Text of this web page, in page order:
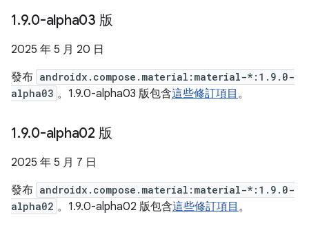
1.9.0-alpha03 版
2025 年 5 月 20 日
發布 androidx.compose.material:material-*:1.9.0-
alpha03 。1.9.0-alpha03 版包含這些修訂項目 。
1.9.0-alpha02 版
2025 年 5 月 7 日
發布 androidx.compose.material:material-*:1.9.0-
alpha02 。1.9.0-alpha02 版包含這些修訂項目 。